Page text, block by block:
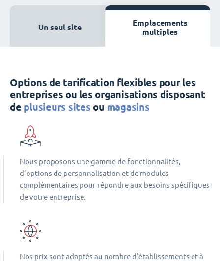
Un seul site
Emplacements
multiples
Options de tarification flexibles pour les
entreprises ou les organisations disposant
de plusieurs sites ou magasins
Nous proposons une gamme de fonctionnalités,
d'options de personnalisation et de modules
complémentaires pour répondre aux besoins spécifiques
de votre entreprise.
Nos prix sont adaptés au nombre d'établissements et à